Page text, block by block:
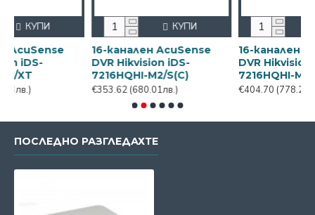
КУПИ
16-канален AcuSense
DVR Hikvision iDS-
7216HQHI-M2/S(C)
€353.62(680.01лв.)
КУПИ
16-канален
DVR Hikvision iDS-
7216HQHI-M2/XT
€404.70(778.24лв.)
ПОСЛЕДНО РАЗГЛЕДАХТЕ